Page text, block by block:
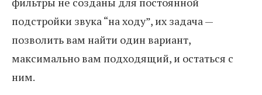
подстройки звука “на ходу”, их задача —
позволить вам найти один вариант,
максимально вам подходящий, и остаться с
ним.